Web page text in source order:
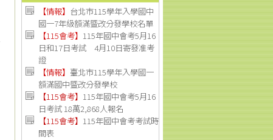
【情報】 台北市115學年入學國中
國一7年級額滿暨改分發學校名單
【115會考】 115年國中會考5月16
日和17日考試 4月10日寄發准考
證
【情報】 臺北市115學年入學國一
額滿國中暨改分發學校
【115會考】 115年國中會考5月16
日考試 18萬2,868人報名
【115會考】 115年國中會考考試時
間表